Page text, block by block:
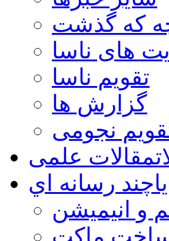
که گذشت
های ناسا
تقویم ناسا
گزارش ها
نجومی
مقالات علمی
چند رسانه اي
و انیمیشن
ماکت